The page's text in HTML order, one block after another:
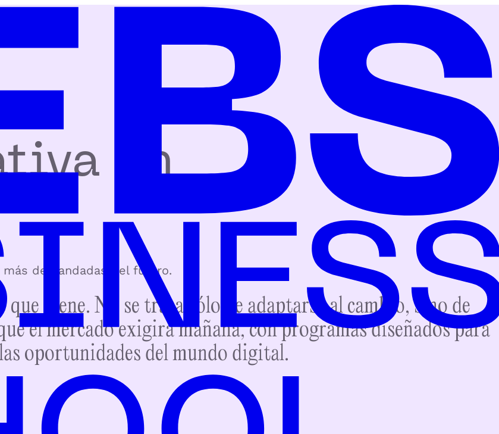
en
demandadas del futuro.
que viene. No se trata sólo de adaptarse al cambio, sino de
el mercado exigirá mañana, con programas diseñados para
oportunidades del mundo digital.